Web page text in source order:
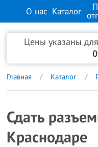
О нас Каталог
Продажа
Цены указаны
Главная Каталог
Сдать
Краснодаре